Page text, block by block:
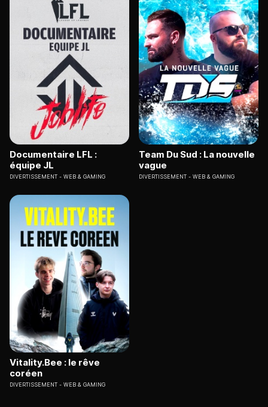
Documentaire LFL :
équipe JL
DIVERTISSEMENT WEB & GAMING
Team Du Sud : La nouvelle
vague
DIVERTISSEMENT WEB & GAMING
Vitality.Bee : le rêve
coréen
DIVERTISSEMENT WEB & GAMING